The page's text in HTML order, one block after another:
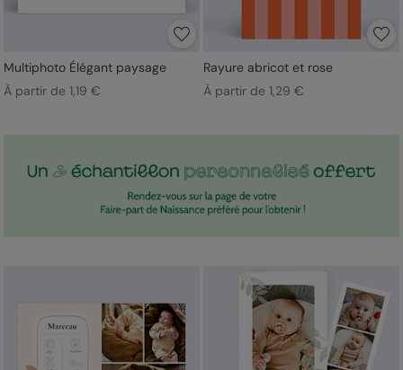
Multiphoto Élégant paysage
À partir de 1,19 €
Rayure abricot et rose
À partir de 1,29 €